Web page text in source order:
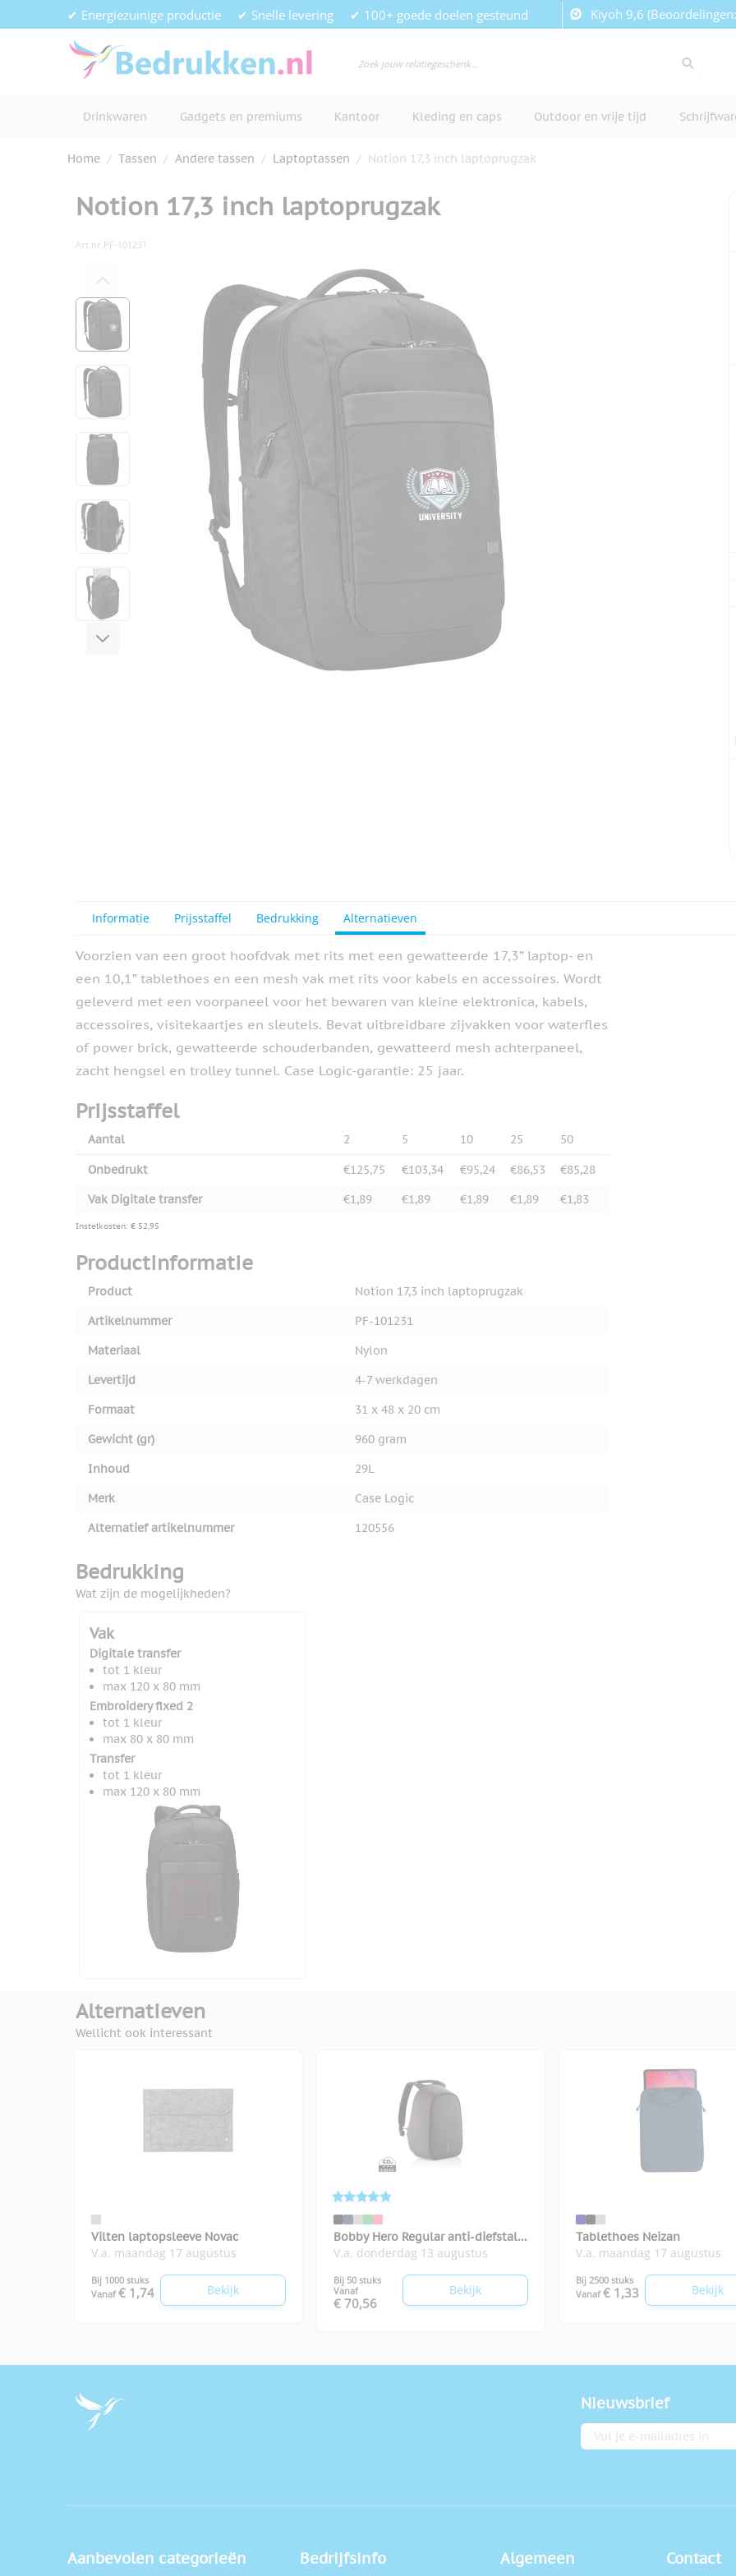
Ga naar de inhoud✔ Energiezuinige productie ✔ Snelle levering ✔ 100+ goede doelen gesteund Kiyoh 9,6
Drinkwaren Gadgets en premiums Kantoor Kleding en caps Outdoor en vrije tijd
Home / Tassen / Andere tassen / Laptoptassen / Notion 17,3 inch laptoprugzak
Notion 17,3 inch laptoprugzak
Art.nr.PF-101231
Klik om afbeelding op volledig scherm te bekijken
View larger image
View larger image
View larger image
View larger image
View larger image
View larger image
Informatie Prijsstaffel Bedrukking Alternatieven
Voorzien van een groot hoofdvak met rits met een gewatteerde 17,3” laptop- en
een 10,1” tablethoes en een mesh vak met rits voor kabels en accessoires. Wordt
geleverd met een voorpaneel voor het bewaren van kleine elektronica, kabels,
accessoires, visitekaartjes en sleutels. Bevat uitbreidbare zijvakken voor waterfles
of power brick, gewatteerde schouderbanden, gewatteerd mesh achterpaneel,
zacht hengsel en trolley tunnel. Case Logic-garantie: 25 jaar.
Prijsstaffel
Aantal 2 5 10 25 50
Onbedrukt €125,75 €103,34 €95,24 €86,53
€85,28
Vak Digitale transfer
€1,89 €1,89 €1,89 €1,89 €1,83
Instelkosten: € 52,95
Productinformatie
Product
Notion 17,3 inch laptoprugzak
Artikelnummer
PF-101231
Materiaal
Nylon
Levertijd
4-7 werkdagen
Formaat
31 x 48 x 20 cm
Gewicht (gr)
960 gram
Inhoud
29L
Merk
Case Logic
Alternatief artikelnummer
120556
Bedrukking
Wat zijn de mogelijkheden?
Vak
Digitale transfer
tot 1 kleur
max 120 x 80 mm
Embroidery fixed 2
tot 1 kleur
max 80 x 80 mm
Transfer
tot 1 kleur
max 120 x 80 mm
Alternatieven
Wellicht ook interessant
Vilten laptopsleeve Novac
V.a. maandag 17 augustus
Bij 1000 stuks
Vanaf € 1,74 Bekijk
Bobby Hero Regular anti-diefstal
rugzak
V.a. donderdag 13 augustus
Bij 50 stuks
Vanaf
€ 70,56
Bekijk
Tablethoes Neizan
V.a. maandag 17 augustus
Bij 2500 stuks
Vanaf € 1,33 Bekijk
Nieuwsbrief
E-mailadres
Aanbevolen categorieën Bedrijfsinfo Algemeen Contact